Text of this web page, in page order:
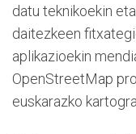
datu teknikoekin
daitezkeen
aplikazioekin
OpenStreetMap
euskarazko